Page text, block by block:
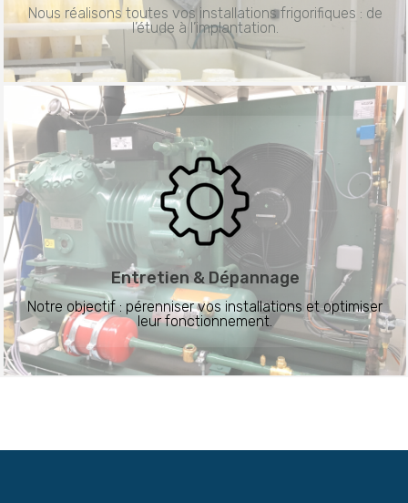
Nous réalisons toutes vos installations frigorifiques : de
l’étude à l’implantation.
Entretien & Dépannage
Notre objectif : pérenniser vos installations et optimiser
leur fonctionnement.